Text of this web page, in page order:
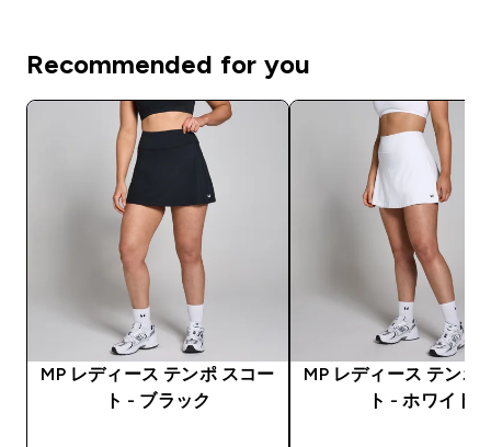
Recommended for you
MP レディース テンポ スコー
ト - ブラック
MP レディース テンポ
ト - ホワイト